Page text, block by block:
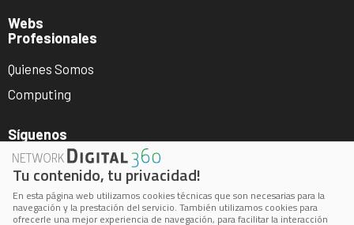
Webs
Profesionales
Quienes Somos
Computing
Síguenos
Tu contenido, tu privacidad!
En esta página web utilizamos cookies técnicas que son necesarias para la
navegación y la prestación del servicio. También utilizamos cookies para
ofrecerle una mejor experiencia de navegación, para facilitar la interacción